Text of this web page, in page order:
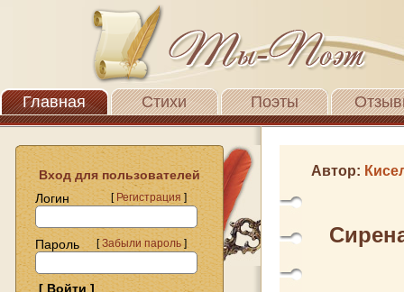
Главная Стихи Поэты
Вход для пользователей
Логин
[Регистрация]
Пароль [Забыли пароль]
Автор: